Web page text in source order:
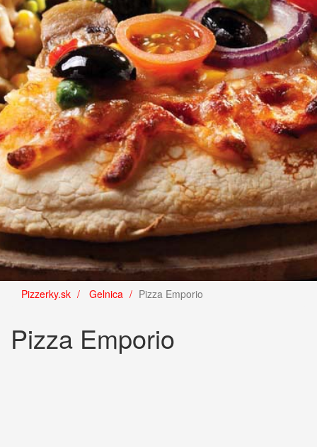
Pizzerky.sk Gelnica Pizza Emporio
Pizza Emporio